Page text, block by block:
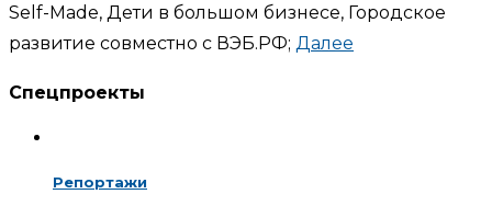
Self-Made, Дети в большом бизнесе, Городское
развитие совместно с ВЭБ.РФ; Далее
Спецпроекты
Репортажи